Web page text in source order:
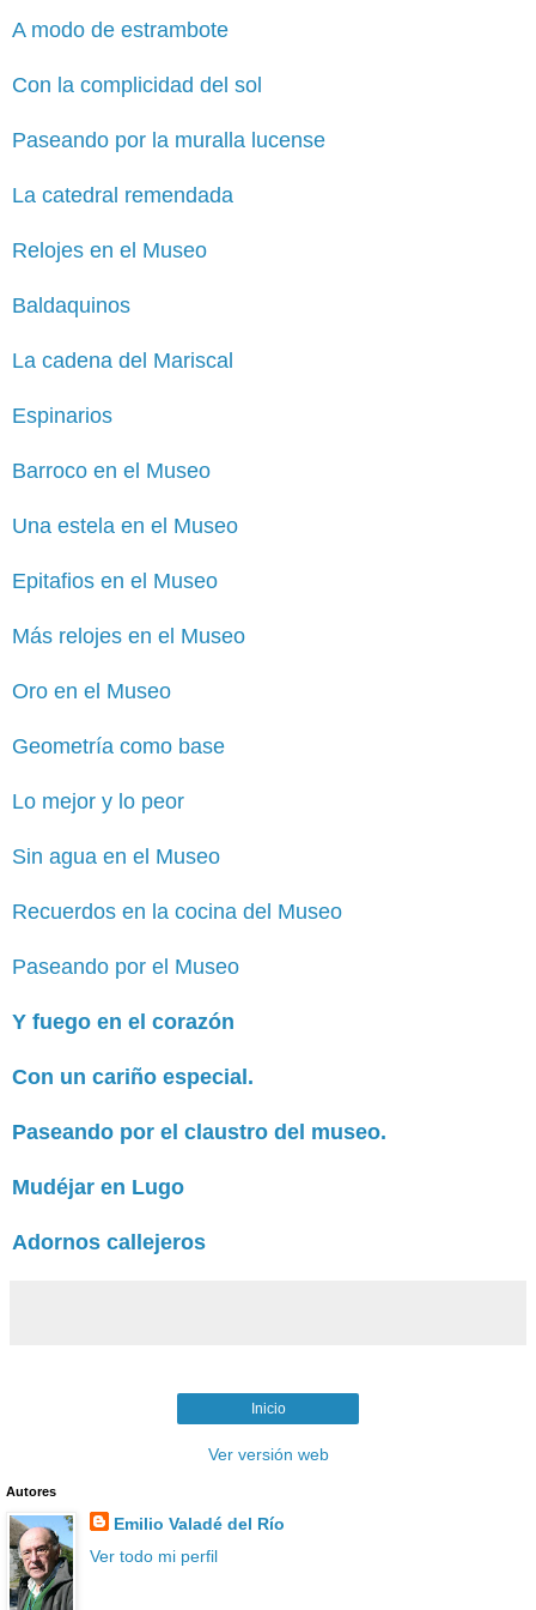
A modo de estrambote
Con la complicidad del sol
Paseando por la muralla lucense
La catedral remendada
Relojes en el Museo
Baldaquinos
La cadena del Mariscal
Espinarios
Barroco en el Museo
Una estela en el Museo
Epitafios en el Museo
Más relojes en el Museo
Oro en el Museo
Geometría como base
Lo mejor y lo peor
Sin agua en el Museo
Recuerdos en la cocina del Museo
Paseando por el Museo
Y fuego en el corazón
Con un cariño especial.
Paseando por el claustro del museo.
Mudéjar en Lugo
Adornos callejeros
Inicio
Ver versión web
Autores
Emilio Valadé del Río
Ver todo mi perfil